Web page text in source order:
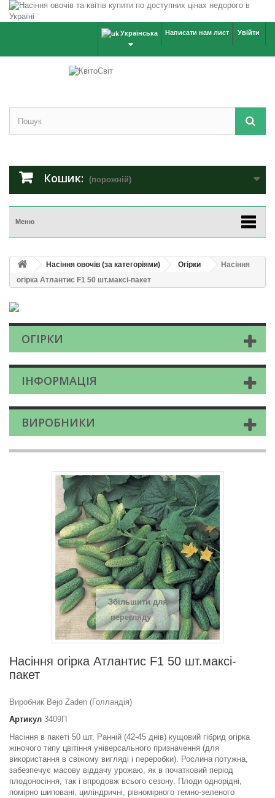
Увійти
Написати нам лист
Українська
Кошик: (порожній)
Меню
Насіння овочів (за категоріями) Огірки
Насіння
огірка Атлантис F1 50 шт.максі-пакет
ОГІРКИ
ІНФОРМАЦІЯ
ВИРОБНИКИ
Збільшити для
перегляду
Насіння огірка Атлантис F1 50 шт.максі-
пакет
Виробник Bejo Zaden (Голландія)
Артикул 3409П
Насіння в пакеті 50 шт. Ранній (42-45 днів) кущовий гібрид огірка
жіночого типу цвітіння універсального призначення (для
використання в свіжому вигляді і переробки). Рослина потужна,
забезпечує масову віддачу урожаю, як в початковий період
плодоносіння, так і впродовж всього сезону. Плоди однорідні,
помірно шиповані, циліндричні, рівномірного темно-зеленого